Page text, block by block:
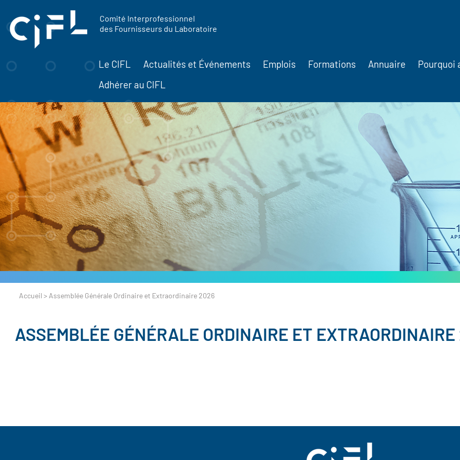
Comité Interprofessionnel
des Fournisseurs du Laboratoire
Le CIFL Actualités et Événements Emplois Formations Annuaire Pourquoi
Adhérer au CIFL
Accueil > Assemblée Générale Ordinaire et Extraordinaire 2026
ASSEMBLÉE GÉNÉRALE ORDINAIRE ET